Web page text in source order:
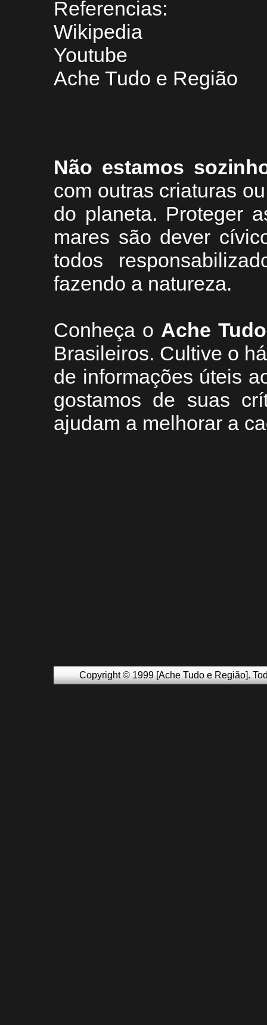
Referencias:
Wikipedia
Youtube
Ache Tudo e Região
Não estamos
com outras criaturas
do planeta. Proteger
mares são dever
todos
fazendo a natureza.
Conheça o Ache
Brasileiros. Cultive o
de informações úteis
gostamos de suas
ajudam a melhorar a
Copyright © 1999 [Ache Tudo e Região].